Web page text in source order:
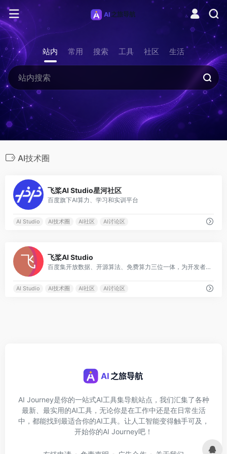
站内 常用 搜索 工具 社区 生活
AI技术圈
飞桨AI Studio星河社区
百度旗下AI算力、学习和实训平台
AI Studio AI技术圈 AI社区 AI讨论区
飞桨AI Studio
百度集开放数据、开源算法、免费算力三位一体，为开发者提供高效学习和开发环境、高价值高奖金竞赛项目，支撑高校老师轻松实现AI教学，并助力开发者学习交流，加速落地AI业务场景
AI Studio AI技术圈 AI社区 AI讨论区
AI Journey是你的一站式AI工具集导航站点，我们汇集了各种
最新、最实用的AI工具，无论你是在工作中还是在日常生活
中，都能找到最适合你的AI工具。让人工智能变得触手可及，
开始你的AI Journey吧！